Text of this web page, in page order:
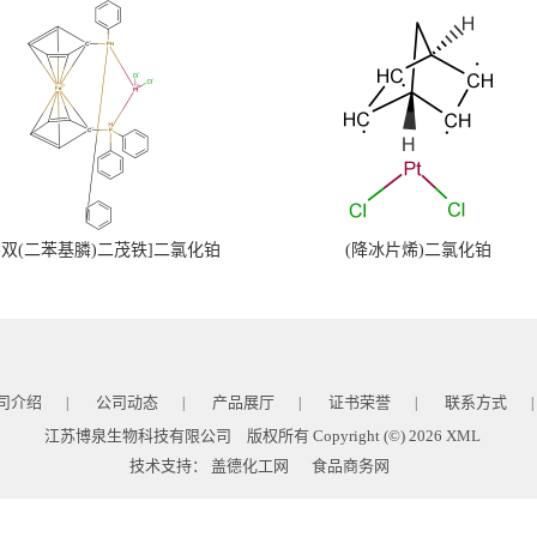
(二苯基膦)二茂铁]二氯化铂 (降冰片烯)二氯化铂
介绍 公司动态 产品展厅 证书荣誉 联系方式
江苏博泉生物科技有限公司 版权所有 Copyright (©) 2026 XML
技术支持： 盖德化工网 食品商务网